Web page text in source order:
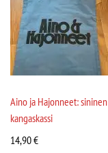
Aino ja Hajonneet: sininen
kangaskassi
14,90€